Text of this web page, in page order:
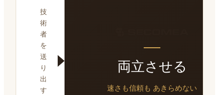
技
術
者
を
送
り
出
す
両立させる
速さも信頼も あきらめない